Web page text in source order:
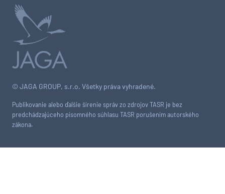
© JAGA GROUP, s.r.o. Všetky práva vyhradené.
Publikovanie alebo ďalšie šírenie správ zo zdrojov TASR je bez
predchádzajúceho písomného súhlasu TASR porušením autorského
zákona.